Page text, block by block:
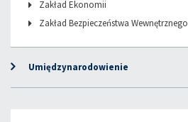
Zakład Ekonomii
Zakład Bezpieczeństwa Wewnętrznego
Umiędzynarodowienie